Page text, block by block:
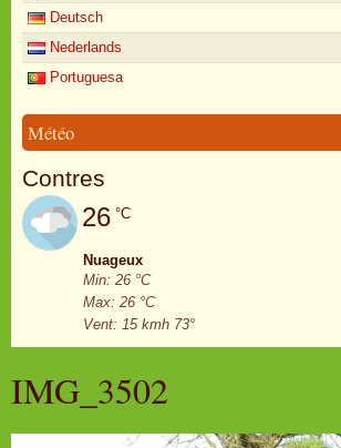
Deutsch
Nederlands
Portuguesa
Météo
Contres
26 °C
Nuageux
Min: 26 °C
Max: 26 °C
Vent: 15 kmh 73°
IMG_3502